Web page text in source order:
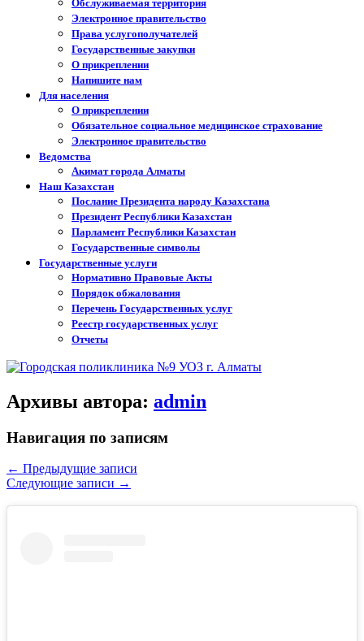
Обслуживаемая территория
Электронное правительство
Права услугополучателей
Государственные закупки
О прикреплении
Напишите нам
Для населения
О прикреплении
Обязательное социальное медицинское страхование
Электронное правительство
Ведомства
Акимат города Алматы
Наш Казахстан
Послание Президента народу Казахстана
Президент Республики Казахстан
Парламент Республики Казахстан
Государственные символы
Государственные услуги
Нормативно Правовые Акты
Порядок обжалования
Перечень Государственных услуг
Реестр государственных услуг
Отчеты
Архивы автора: admin
Навигация по записям
← Предыдущие записи
Следующие записи →